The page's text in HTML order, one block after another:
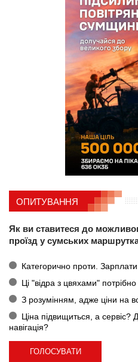
ОПИТУВАННЯ
Як ви ставитеся до
проїзд у сумських
Категорично проти.
Ці "відра з цвяхами"
З розумінням, адже ціни на
Ціна підвищиться, а сервіс?
навігація?